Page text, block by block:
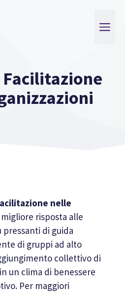
nelle
migliore risposta alle
pressanti di guida
di gruppi ad alto
collettivo di
un clima di benessere
Per maggiori